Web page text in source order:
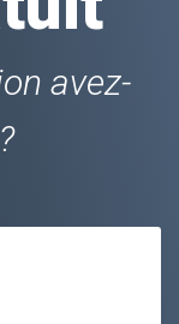
avez-